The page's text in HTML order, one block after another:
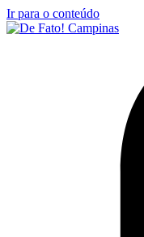
Ir para o conteúdo